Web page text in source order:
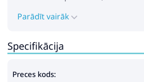
Parādīt vairāk
Specifikācija
Preces kods: